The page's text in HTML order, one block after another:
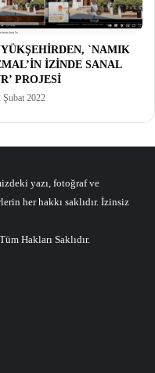
`NAMIK
İZİNDE SANAL
PROJESİ
Şubat 2022
yazı, fotoğraf ve
her hakkı saklıdır. İzinsiz
Tüm Hakları Saklıdır.